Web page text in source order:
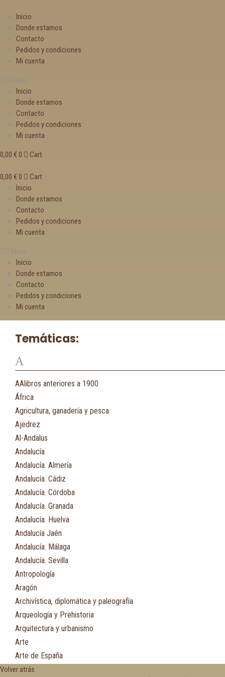
Inicio
Donde estamos
Contacto
Pedidos y condiciones
Mi cuenta
Menu
Inicio
Donde estamos
Contacto
Pedidos y condiciones
Mi cuenta
0,00 € 0 Cart
0,00 € 0
Cart
Inicio
Donde estamos
Contacto
Pedidos y condiciones
Mi cuenta
Menu
Inicio
Donde estamos
Contacto
Pedidos y condiciones
Mi cuenta
Temáticas:
A
AAlibros anteriores a 1900
África
Agricultura, ganadería y pesca
Ajedrez
Al-Andalus
Andalucía
Andalucía. Almería
Andalucía. Cádiz
Andalucía. Córdoba
Andalucía. Granada
Andalucía. Huelva
Andalucía Jaén
Andalucía. Málaga
Andalucía. Sevilla
Antropología
Aragón
Archivística, diplomática y paleografía
Arqueología y Prehistoria
Arquitectura y urbanismo
Arte
Arte de España
Asia
Volver atrás